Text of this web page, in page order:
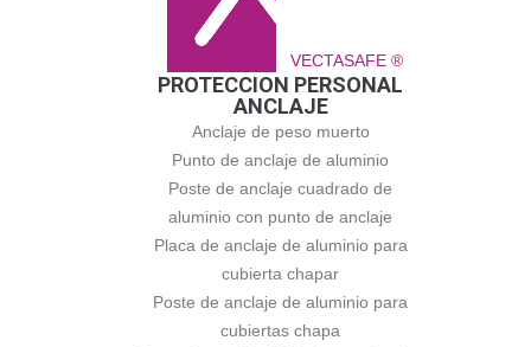
VECTASAFE ®
PROTECCION PERSONAL
ANCLAJE
Anclaje de peso muerto
Punto de anclaje de aluminio
Poste de anclaje cuadrado de
aluminio con punto de anclaje
Placa de anclaje de aluminio para
cubierta chapar
Poste de anclaje de aluminio para
cubiertas chapa